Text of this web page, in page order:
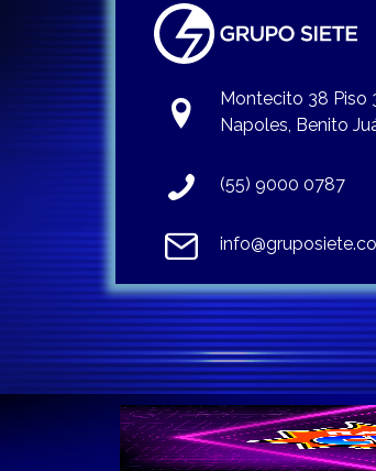
Montecito 38 Piso
Napoles, Benito
(55) 9000 0787